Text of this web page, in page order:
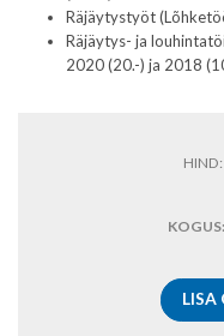
Räjäytystyöt
Räjäytys- ja
2020 (20.-) ja 2018
HIND:
KOGUS:
LISA